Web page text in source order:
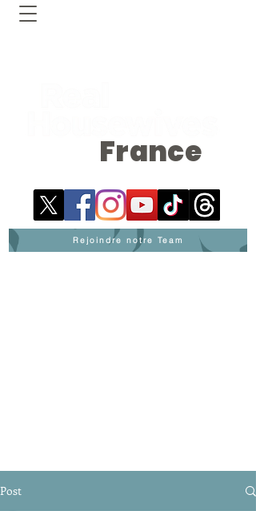
France
Rejoindre notre Team
Post